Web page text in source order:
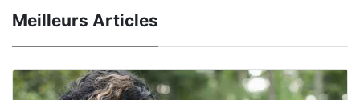
Meilleurs Articles